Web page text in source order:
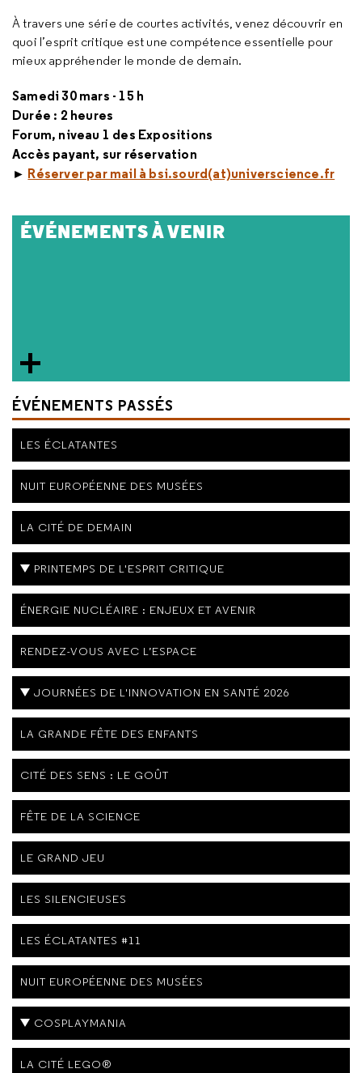
À travers une série de courtes activités, venez découvrir en
quoi l’esprit critique est une compétence essentielle pour
mieux appréhender le monde de demain.
Samedi 30 mars - 15 h
Durée : 2 heures
Forum, niveau 1 des Expositions
Accès payant, sur réservation
► Réserver par mail à bsi.sourd(at)universcience.fr
ÉVÉNEMENTS À VENIR
ÉVÉNEMENTS PASSÉS
LES ÉCLATANTES
NUIT EUROPÉENNE DES MUSÉES
LA CITÉ DE DEMAIN
PRINTEMPS DE L'ESPRIT CRITIQUE
ÉNERGIE NUCLÉAIRE : ENJEUX ET AVENIR
RENDEZ-VOUS AVEC L’ESPACE
JOURNÉES DE L'INNOVATION EN SANTÉ 2026
LA GRANDE FÊTE DES ENFANTS
CITÉ DES SENS : LE GOÛT
FÊTE DE LA SCIENCE
LE GRAND JEU
LES SILENCIEUSES
LES ÉCLATANTES #11
NUIT EUROPÉENNE DES MUSÉES
COSPLAYMANIA
LA CITÉ LEGO®